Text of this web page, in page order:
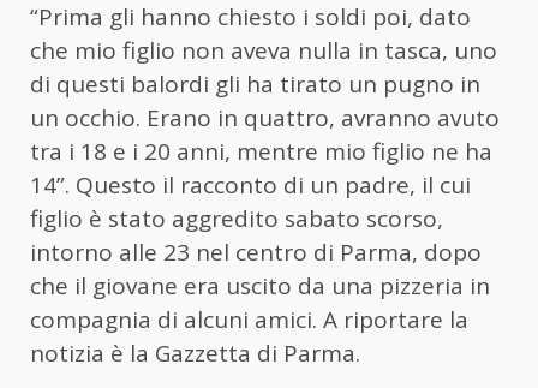
“Prima gli hanno chiesto i soldi poi, dato
che mio figlio non aveva nulla in tasca, uno
di questi balordi gli ha tirato un pugno in
un occhio. Erano in quattro, avranno avuto
tra i 18 e i 20 anni, mentre mio figlio ne ha
14”. Questo il racconto di un padre, il cui
figlio è stato aggredito sabato scorso,
intorno alle 23 nel centro di Parma, dopo
che il giovane era uscito da una pizzeria in
compagnia di alcuni amici. A riportare la
notizia è la Gazzetta di Parma.